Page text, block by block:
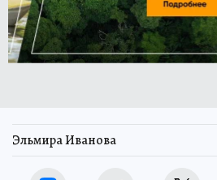
Эльмира Иванова